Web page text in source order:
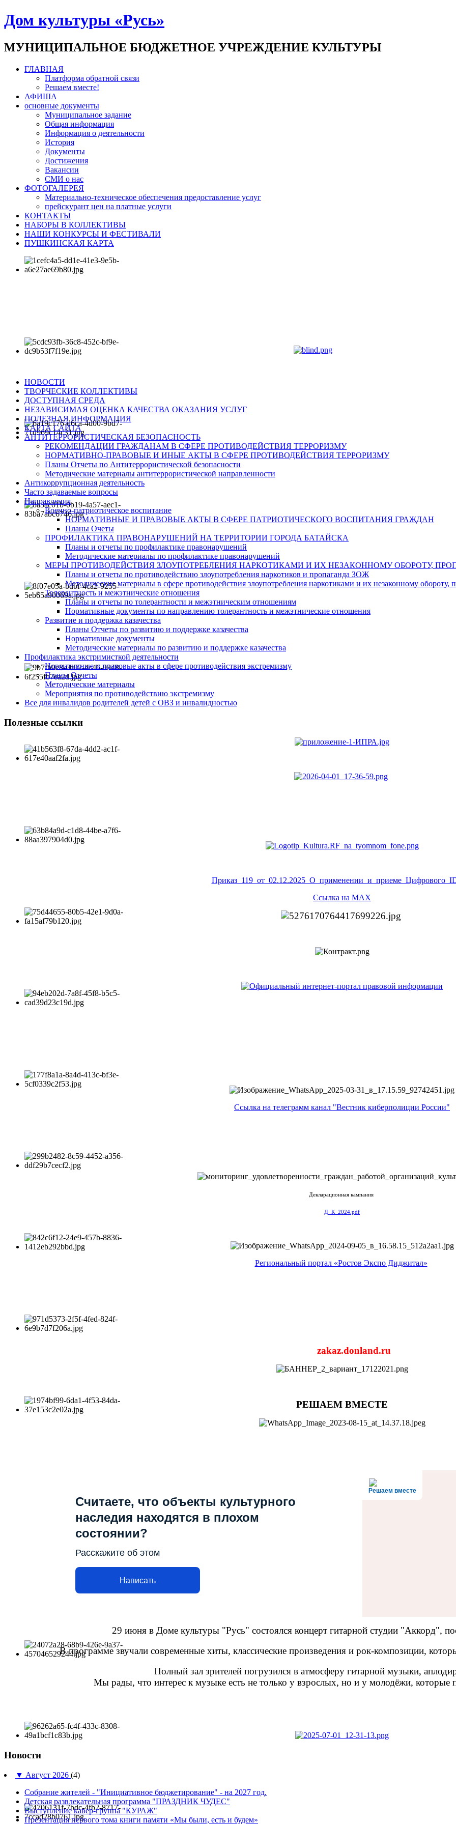
Дом культуры «Русь»
МУНИЦИПАЛЬНОЕ БЮДЖЕТНОЕ УЧРЕЖДЕНИЕ КУЛЬТУРЫ
ГЛАВНАЯ
Платформа обратной связи
Решаем вместе!
АФИША
основные документы
Муниципальное задание
Общая информация
Информация о деятельности
История
Документы
Достижения
Вакансии
СМИ о нас
ФОТОГАЛЕРЕЯ
Материально-техническое обеспечения предоставление услуг
прейскурант цен на платные услуги
КОНТАКТЫ
НАБОРЫ В КОЛЛЕКТИВЫ
НАШИ КОНКУРСЫ И ФЕСТИВАЛИ
ПУШКИНСКАЯ КАРТА
НОВОСТИ
ТВОРЧЕСКИЕ КОЛЛЕКТИВЫ
ДОСТУПНАЯ СРЕДА
НЕЗАВИСИМАЯ ОЦЕНКА КАЧЕСТВА ОКАЗАНИЯ УСЛУГ
ПОЛЕЗНАЯ ИНФОРМАЦИЯ
КАРТА САЙТА
АНТИТЕРРОРИСТИЧЕСКАЯ БЕЗОПАСНОСТЬ
РЕКОМЕНДАЦИИ ГРАЖДАНАМ В СФЕРЕ ПРОТИВОДЕЙСТВИЯ ТЕРРОРИЗМУ
НОРМАТИВНО-ПРАВОВЫЕ И ИНЫЕ АКТЫ В СФЕРЕ ПРОТИВОДЕЙСТВИЯ ТЕРРОРИЗМУ
Планы Отчеты по Антитеррористической безопасности
Методические материалы антитеррористической направленности
Антикоррупционная деятельность
Часто задаваемые вопросы
Направления
Военно-патриотическое воспитание
НОРМАТИВНЫЕ И ПРАВОВЫЕ АКТЫ В СФЕРЕ ПАТРИОТИЧЕСКОГО ВОСПИТАНИЯ ГРАЖДАН
Планы Очеты
ПРОФИЛАКТИКА ПРАВОНАРУШЕНИЙ НА ТЕРРИТОРИИ ГОРОДА БАТАЙСКА
Планы и отчеты по профилактике правонарушений
Методические материалы по профилактике правонарушений
МЕРЫ ПРОТИВОДЕЙСТВИЯ ЗЛОУПОТРЕБЛЕНИЯ НАРКОТИКАМИ И ИХ НЕЗАКОННОМУ ОБОРОТУ,
Планы и отчеты по противодействию злоупотребления наркотиков и пропаганда ЗОЖ
Методические материалы в сфере противодействия злоупотребления наркотиками и их незаконному
Толерантность и межэтнические отношения
Планы и отчеты по толерантности и межэтническим отношениям
Нормативные документы по направлению толерантность и межэтнические отношения
Развитие и поддержка казачества
Планы Отчеты по развитию и поддержке казачества
Нормативные документы
Методические материалы по развитию и поддержке казачества
Профилактика экстримисткой деятельности
Нормативные и правовые акты в сфере противодействия экстремизму
Планы Отчеты
Методические материалы
Мероприятия по противодействию экстремизму
Все для инвалидов родителей детей с ОВЗ и инвалидностью
Полезные ссылки
Ссылка на MAX
Ссылка на телеграмм канал "Вестник киберполиции России"
Декларационная кампания
Д_К_2024.pdf
Региональный портал «Ростов Экспо Диджитал»
zakaz.donland.ru
РЕШАЕМ ВМЕСТЕ
Решаем вместе
Считаете, что объекты культурного
наследия находятся в плохом
состоянии?
Расскажите об этом
Написать
29 июня в Доме культуры "Русь" состоялся концерт гитарной студии "Аккорд",
В программе звучали современные хиты, классические произведения и рок-композиции,
Полный зал зрителей погрузился в атмосферу гитарной музыки,
Мы рады, что интерес к музыке есть не только у взрослых, но и у молодёжи, которые
Новости
▼ Август 2026 (4)
Собрание жителей - "Инициативное бюджетирование" - на 2027 год.
Детская развлекательная программа "ПРАЗДНИК ЧУДЕС"
Выступление кавер-группа "КУРАЖ"
Презентация первого тома книги памяти «Мы были, есть и будем»